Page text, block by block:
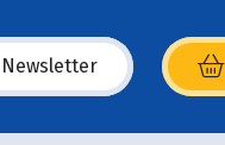
Newsletter
dans une nouvelle